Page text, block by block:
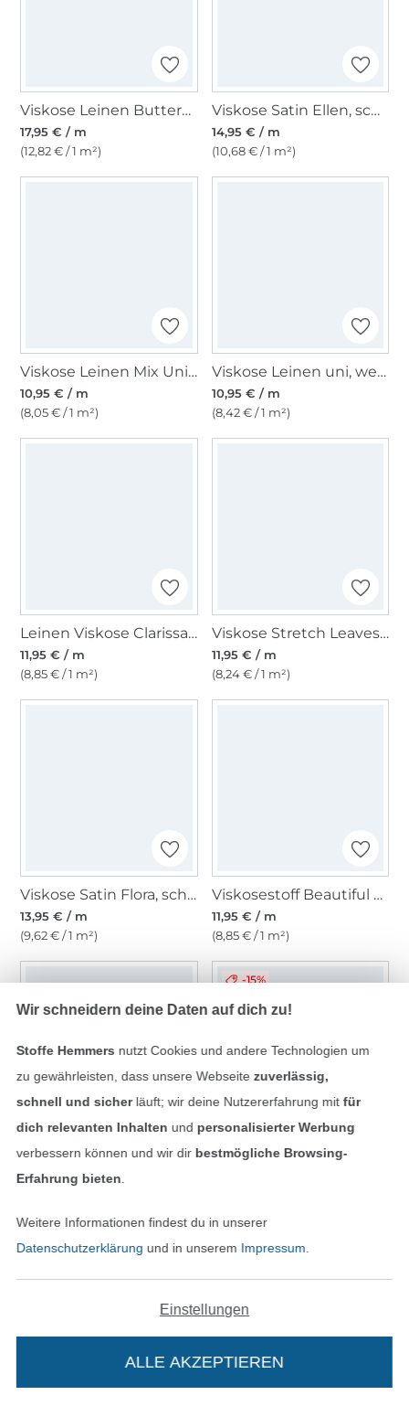
Viskose Leinen Butterfly Garden, vanille
17,95 € / m
(12,82 € / 1 m²)
Viskose Satin Ellen, schwarz
14,95 € / m
(10,68 € / 1 m²)
Viskose Leinen Mix Uni, stein
10,95 € / m
(8,05 € / 1 m²)
Viskose Leinen uni, weiß
10,95 € / m
(8,42 € / 1 m²)
Leinen Viskose Clarissa, creme
11,95 € / m
(8,85 € / 1 m²)
Viskose Stretch Leaves, schwarz
11,95 € / m
(8,24 € / 1 m²)
Viskose Satin Flora, schwarz
13,95 € / m
(9,62 € / 1 m²)
Viskosestoff Beautiful Flowers, schwarz
11,95 € / m
(8,85 € / 1 m²)
Viskose Leinen Mix Uni, natur
10,95 € / m
-15%
-18%
Wir schneidern deine Daten auf dich zu!
Stoffe Hemmers nutzt Cookies und andere Technologien um
zu gewährleisten, dass unsere Webseite zuverlässig,
schnell und sicherläuft; wir deine Nutzererfahrung mitfür
dich relevanten Inhalten und personalisierter Werbung
verbessern können und wir dir bestmögliche Browsing-
Erfahrung bieten
Weitere Informationen findest du in unserer
Datenschutzerklärung und in unserem Impressum
Einstellungen
ALLE AKZEPTIEREN